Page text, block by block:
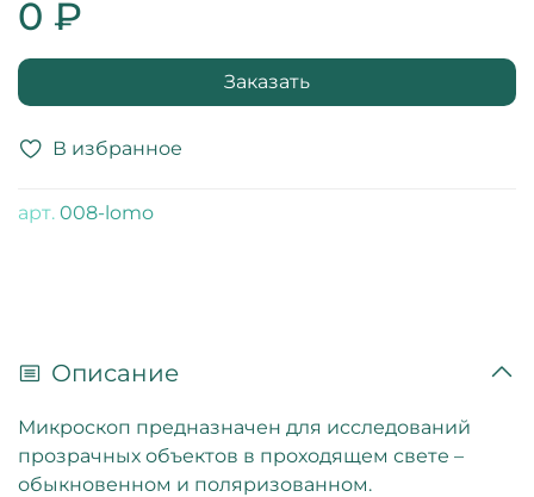
В избранное
арт. 008-lomo
0 ₽
Заказать
Описание
Микроскоп предназначен для исследований
прозрачных объектов в проходящем свете –
обыкновенном и поляризованном.